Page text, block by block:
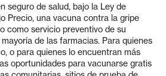
seguro de salud, bajo la Ley de
Precio, una vacuna contra la gripe
como servicio preventivo de su
de las farmacias. Para quienes
o para quienes lo encuentran más
oportunidades para vacunarse gratis